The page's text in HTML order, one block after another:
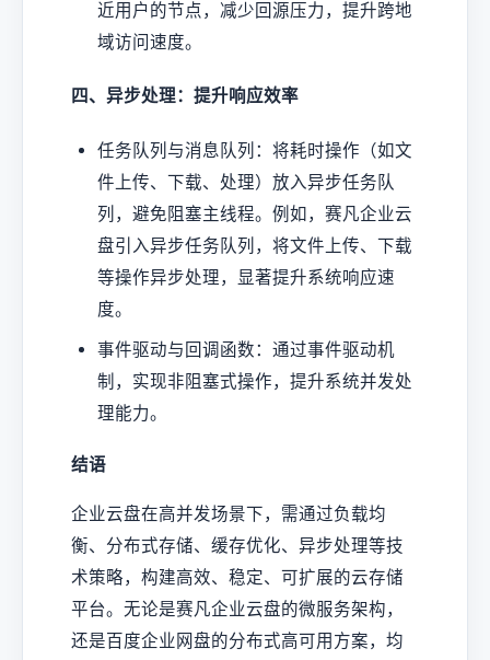
近用户的节点，减少回源压力，提升跨地
域访问速度。
四、异步处理：提升响应效率
任务队列与消息队列：将耗时操作（如文
件上传、下载、处理）放入异步任务队
列，避免阻塞主线程。例如，赛凡企业云
盘引入异步任务队列，将文件上传、下载
等操作异步处理，显著提升系统响应速
度。
事件驱动与回调函数：通过事件驱动机
制，实现非阻塞式操作，提升系统并发处
理能力。
结语
企业云盘在高并发场景下，需通过负载均
衡、分布式存储、缓存优化、异步处理等技
术策略，构建高效、稳定、可扩展的云存储
平台。无论是赛凡企业云盘的微服务架构，
还是百度企业网盘的分布式高可用方案，均